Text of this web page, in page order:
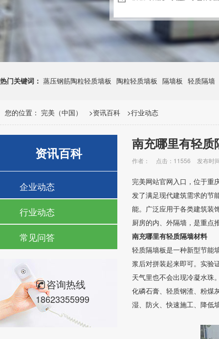
热门关键词： 蒸压钢筋陶粒轻质墙板 陶粒轻质墙板 隔墙板 轻质隔墙
您的位置： 完美（中国） >资讯百科 >行业动态
资讯百科
企业动态
行业动态
常见问答
咨询热线
18623355999
南充哪里有轻质
作者： 点击：11556 发布时
完美网站官网入口，位于重
发了满足现代建筑需求的节
能。广泛应用于各类建筑装
厨房的内、外隔墙，是重点
南充哪里有轻质隔墙材料
轻质隔墙板是一种新型节能
浆后对拼装起来即可。实验
天气里也不会出现冷凝水珠
化磷石膏、轻质钢渣、粉煤
湿、防火、快速施工、降低